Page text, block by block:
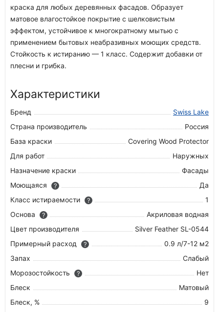
краска для любых деревянных фасадов. Образует
матовое влагостойкое покрытие с шелковистым
эффектом, устойчивое к многократному мытью с
применением бытовых неабразивных моющих средств.
Стойкость к истиранию — 1 класс. Содержит добавки от
плесни и грибка.
Характеристики
Бренд
Swiss Lake
Страна производитель
Россия
База краски
Covering Wood Protector
Для работ
Наружных
Назначение краски
Фасады
Моющаяся
?
Да
Класс истираемости
?
1
Основа
?
Акриловая водная
Цвет производителя
Silver Feather SL-0544
Примерный расход
?
0.9 л/7-12 м2
Запах
Слабый
Морозостойкость
?
Нет
Блеск
Матовый
Блеск, %
9